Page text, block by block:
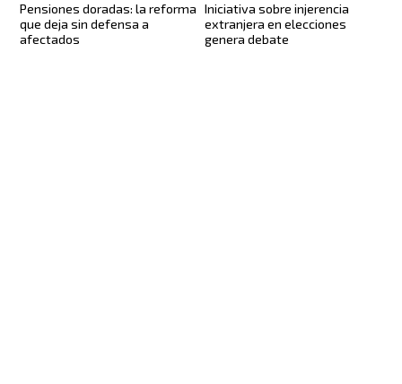
Pensiones doradas: la reforma
que deja sin defensa a
afectados
Iniciativa sobre injerencia
extranjera en elecciones
genera debate